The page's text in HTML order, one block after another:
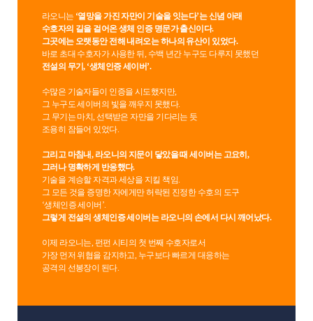
라오니는 ‘열망을 가진 자만이 기술을 잇는다’는 신념 아래
수호자의 길을 걸어온 생체 인증 명문가 출신이다.
그곳에는 오랫동안 전해 내려오는 하나의 유산이 있었다.
바로 초대 수호자가 사용한 뒤, 수백 년간 누구도 다루지 못했던
전설의 무기, ‘생체인증 세이버’.
수많은 기술자들이 인증을 시도했지만,
그 누구도 세이버의 빛을 깨우지 못했다.
그 무기는 마치, 선택받은 자만을 기다리는 듯
조용히 잠들어 있었다.
그리고 마침내, 라오니의 지문이 닿았을 때 세이버는 고요히,
그러나 명확하게 반응했다.
기술을 계승할 자격과 세상을 지킬 책임.
그 모든 것을 증명한 자에게만 허락된 진정한 수호의 도구
‘생체인증 세이버’.
그렇게 전설의 생체인증 세이버는 라오니의 손에서 다시 깨어났다.
이제 라오니는, 펀펀 시티의 첫 번째 수호자로서
가장 먼저 위협을 감지하고, 누구보다 빠르게 대응하는
공격의 선봉장이 된다.